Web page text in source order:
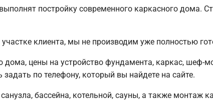
постройку современного каркасного дома.
клиента, мы не производим уже полностью
дома, цены на устройство фундамента, каркас,
по телефону, который вы найдете на сайте.
бассейна, котельной, сауны, а также монтаж